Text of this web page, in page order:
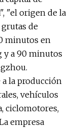
"el origen de la
de
minutos en
y a 90 minutos
la producción
vehículos
ciclomotores,
empresa